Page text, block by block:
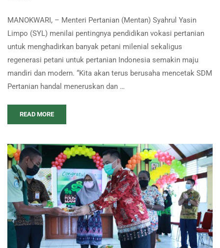
MANOKWARI, – Menteri Pertanian (Mentan) Syahrul Yasin
Limpo (SYL) menilai pentingnya pendidikan vokasi pertanian
untuk menghadirkan banyak petani milenial sekaligus
regenerasi petani untuk pertanian Indonesia semakin maju
mandiri dan modern. “Kita akan terus berusaha mencetak SDM
Pertanian handal meneruskan dan …
READ MORE